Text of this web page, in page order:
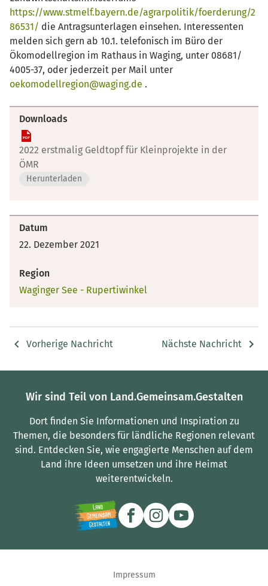
https://www.stmelf.bayern.de/agrarpolitik/foerderung/2
86531/ die Antragsunterlagen einsehen. Interessenten
melden sich gern ab 10.1. telefonisch im Büro der
Ökomodellregion im Rathaus in Waging, unter 08681/
4005-37, oder jederzeit per Mail unter
oekomodellregion@waging.de .
Downloads
2022 erstmalig Geldtopf für Kleinprojekte in der
ÖMR
Herunterladen
Datum
22. Dezember 2021
Region
Waginger See - Rupertiwinkel
Vorherige Nachricht Nächste Nachricht
Wir sind Teil von Land.Gemeinsam.Gestalten
Dort finden Sie Informationen und Inspiration zu
Themen, die besonders für ländliche Regionen relevant
sind. Entdecken Sie, wie engagierte Menschen auf dem
Land ihre Ideen umsetzen und ihre Heimat
weiterentwickeln.
Impressum